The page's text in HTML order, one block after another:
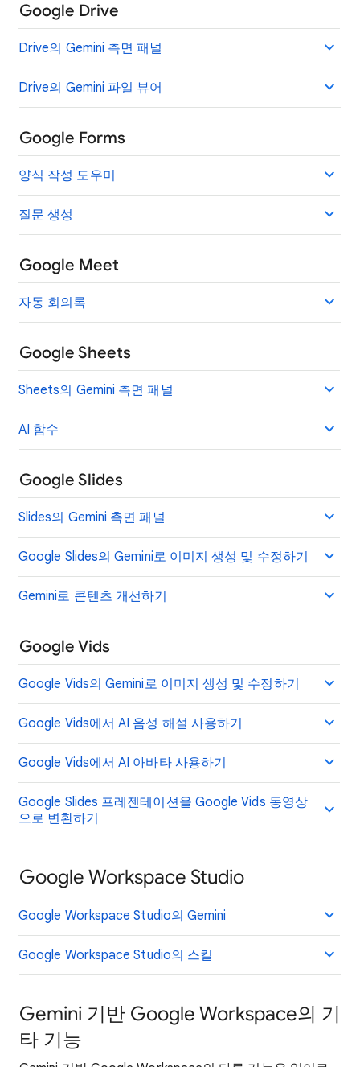
Google Drive
Drive의 Gemini 측면 패널
Drive의 Gemini 파일 뷰어
Google Forms
양식 작성 도우미
질문 생성
Google Meet
자동 회의록
Google Sheets
Sheets의 Gemini 측면 패널
AI 함수
Google Slides
Slides의 Gemini 측면 패널
Google Slides의 Gemini로 이미지 생성 및 수정하기
Gemini로 콘텐츠 개선하기
Google Vids
Google Vids의 Gemini로 이미지 생성 및 수정하기
Google Vids에서 AI 음성 해설 사용하기
Google Vids에서 AI 아바타 사용하기
Google Slides 프레젠테이션을 Google Vids 동영상
으로 변환하기
Google Workspace Studio
Google Workspace Studio의 Gemini
Google Workspace Studio의 스킬
Gemini 기반 Google Workspace의 기
타 기능